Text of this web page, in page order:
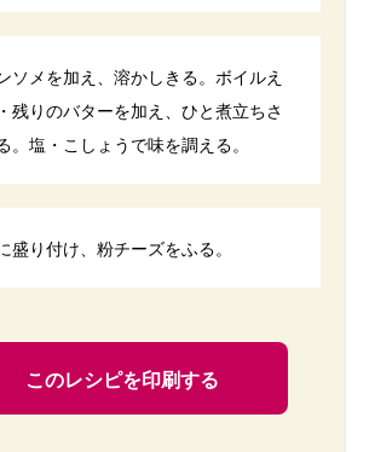
ソメを加え、溶かしきる。ボイルえ
残りのバターを加え、ひと煮立ちさ
。塩・こしょうで味を調える。
盛り付け、粉チーズをふる。
このレシピを印刷する